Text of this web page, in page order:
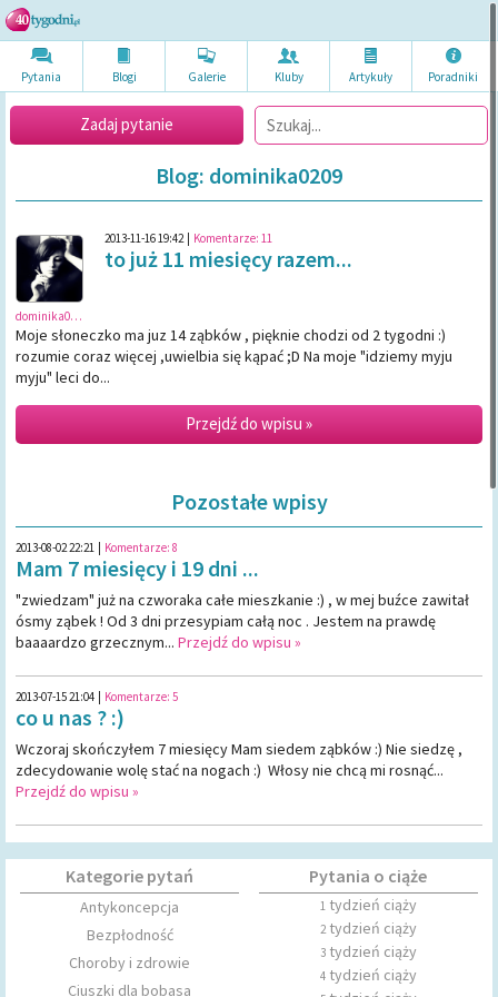
Pytania Blogi Galerie Kluby Artykuły Poradniki
Zadaj pytanie
Blog: dominika0209
dominika0209
2013-11-16 19:42 Komentarze: 11
to już 11 miesięcy razem...
Moje słoneczko ma juz 14 ząbków , pięknie chodzi od 2 tygodni :)
rozumie coraz więcej ,uwielbia się kąpać ;D Na moje "idziemy myju
myju" leci do...
Przejdź do wpisu »
Pozostałe wpisy
2013-08-02 22:21 Komentarze: 8
Mam 7 miesięcy i 19 dni ...
"zwiedzam" już na czworaka całe mieszkanie :) , w mej buźce zawitał
ósmy ząbek ! Od 3 dni przesypiam całą noc . Jestem na prawdę
baaaardzo grzecznym... Przejdź do wpisu »
2013-07-15 21:04 Komentarze: 5
co u nas ? :)
Wczoraj skończyłem 7 miesięcy Mam siedem ząbków :) Nie siedzę ,
zdecydowanie wolę stać na nogach :) Włosy nie chcą mi rosnąć...
Przejdź do wpisu »
Kategorie pytań
Antykoncepcja
Bezpłodność
Choroby i zdrowie
Ciuszki dla bobasa
Pytania o ciąże
1tydzień ciąży
2tydzień ciąży
3tydzień ciąży
4tydzień ciąży